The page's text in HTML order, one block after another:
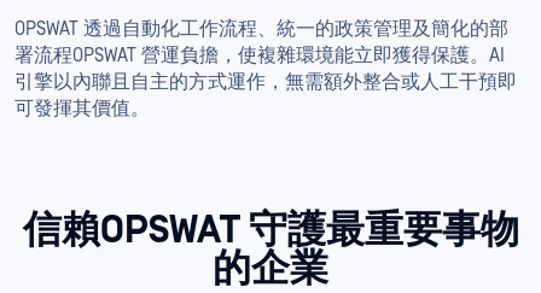
OPSWAT 透過自動化工作流程、統一的政策管理及簡化的部
署流程OPSWAT 營運負擔，使複雜環境能立即獲得保護。AI
引擎以內聯且自主的方式運作，無需額外整合或人工干預即
可發揮其價值。
信賴OPSWAT 守護最重要事物
的企業